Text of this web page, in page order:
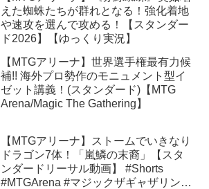
えた蜘蛛たちが群れとなる！強化着地
や速攻を選んで攻める！【スタンダー
ド2026】【ゆっくり実況】
【MTGアリーナ】世界選手権最有力候
補!! 海外プロ勢作のモニュメント型イ
ゼット講義！(スタンダード)【MTG
Arena/Magic The Gathering】
【MTGアリーナ】ストームでいきなり
ドラゴン7体！「嵐鱗の末裔」【スタ
ンダードリーサル動画】 #Shorts
#MTGArena #マジックザギャザリング